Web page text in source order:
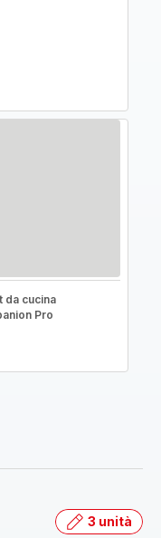
da cucina
Pro
3 unità